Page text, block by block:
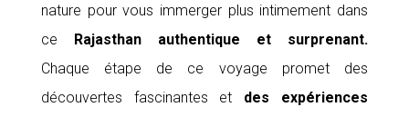
nature pour vous immerger plus intimement dans
ce Rajasthan authentique et surprenant.
Chaque étape de ce voyage promet des
découvertes fascinantes et des expériences